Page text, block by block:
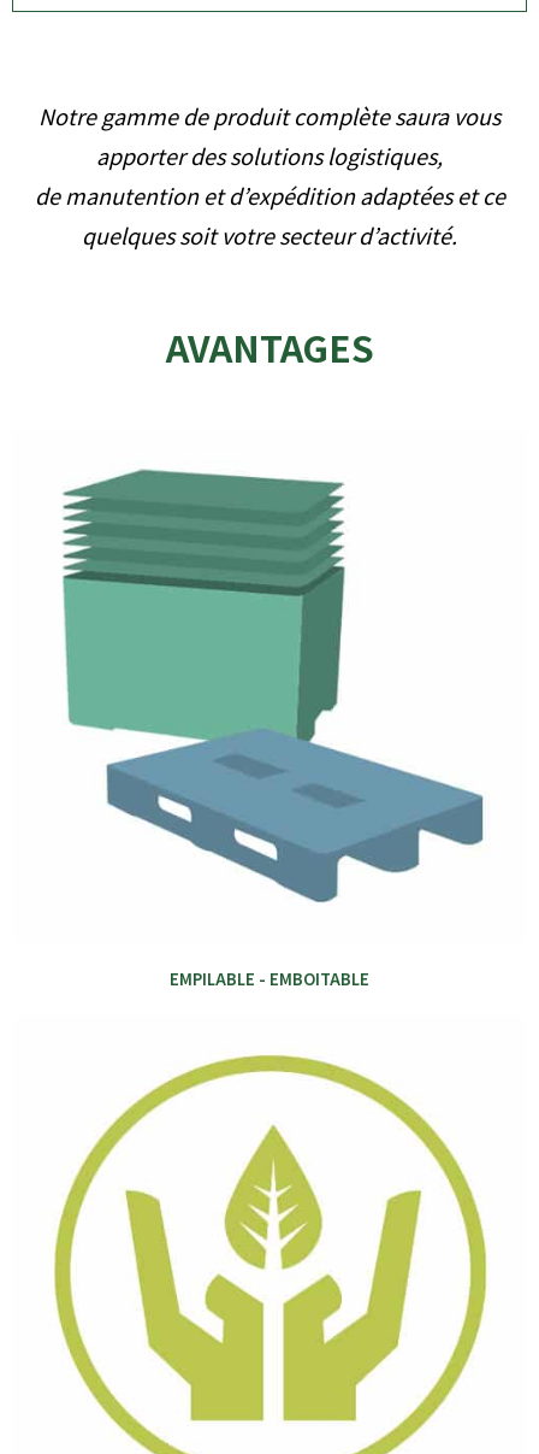
Notre gamme de produit complète saura vous
apporter des solutions logistiques,
de manutention et d’expédition adaptées et ce
quelques soit votre secteur d’activité.
AVANTAGES
EMPILABLE - EMBOITABLE